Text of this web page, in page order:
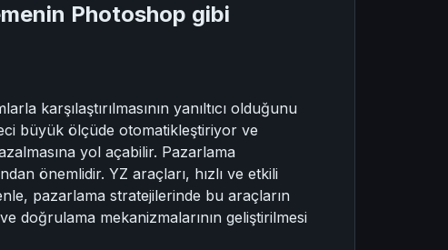
Photoshop gibi
karşılaştırılmasının yanıltıcı olduğunu
büyük ölçüde otomatikleştiriyor ve
yol açabilir. Pazarlama
önemlidir. YZ araçları, hızlı ve etkili
pazarlama stratejilerinde bu araçların
doğrulama mekanizmalarının geliştirilmesi